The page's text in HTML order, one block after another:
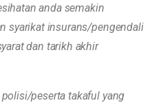
anda semakin
syarikat insurans/pengendali
dan tarikh akhir
peserta takaful yang